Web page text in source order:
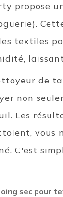
propose
textiles
de
non
Les
vous
C'est
sec pour